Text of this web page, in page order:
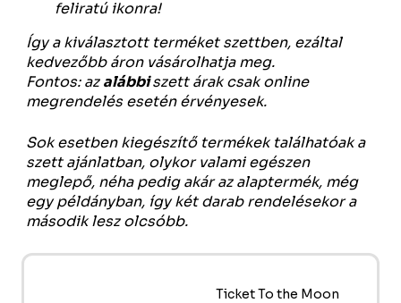
feliratú ikonra!
Így a kiválasztott terméket szettben, ezáltal
kedvezőbb áron vásárolhatja meg.
Fontos: azalábbiszett árak csak online
megrendelés esetén érvényesek.
Sok esetben kiegészítő termékek találhatóak a
szett ajánlatban, olykor valami egészen
meglepő, néha pedig akár az alaptermék, még
egy példányban, így két darab rendelésekor a
második lesz olcsóbb.
Ticket To the Moon